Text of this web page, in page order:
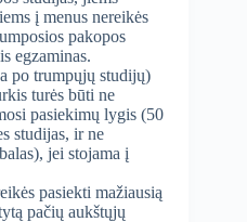
į menus nereikės
pakopos
egzaminas.
po trumpųjų studijų)
turės būti ne
pasiekimų lygis (50
studijas, ir ne
jei stojama į
pasiekti mažiausią
pačių aukštųjų